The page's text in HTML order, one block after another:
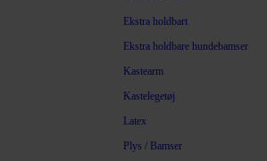
Ekstra holdbart
Ekstra holdbare hundebamser
Kastearm
Kastelegetøj
Latex
Plys / Bamser